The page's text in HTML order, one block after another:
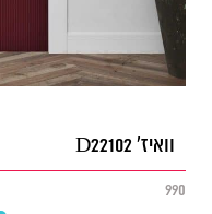
וואיז' D22102
990